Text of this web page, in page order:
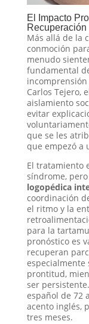
El Impacto
Recuperación
Más allá de la
conmoción
menudo
fundamental
Carlos Tejero,
aislamiento
evitar
que se les
que empezó a
El tratamiento
síndrome,
logopédica
coordinación
el ritmo y la
para la
pronóstico es
recuperan
especialmente
prontitud,
ser persistente
español de 72
acento inglés,
tres meses.